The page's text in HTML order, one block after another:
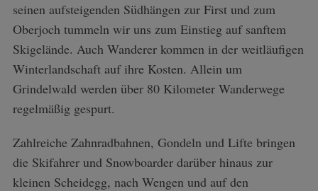
seinen aufsteigenden Südhängen zur First und zum
Oberjoch tummeln wir uns zum Einstieg auf sanftem
Skigelände. Auch Wanderer kommen in der weitläufigen
Winterlandschaft auf ihre Kosten. Allein um
Grindelwald werden über 80 Kilometer Wanderwege
regelmäßig gespurt.
Zahlreiche Zahnradbahnen, Gondeln und Lifte bringen
die Skifahrer und Snowboarder darüber hinaus zur
kleinen Scheidegg, nach Wengen und auf den